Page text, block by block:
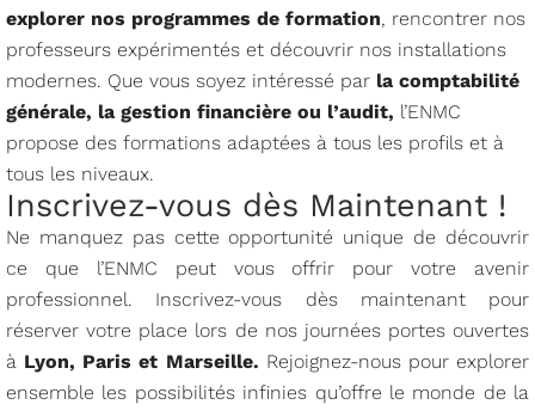
explorer nos programmes de formation, rencontrer nos
professeurs expérimentés et découvrir nos installations
modernes. Que vous soyez intéressé par la comptabilité
générale, la gestion financière ou l’audit, l’ENMC
propose des formations adaptées à tous les profils et à
tous les niveaux.
Inscrivez-vous dès Maintenant !
Ne manquez pas cette opportunité unique de découvrir
ce que l’ENMC peut vous offrir pour votre avenir
professionnel. Inscrivez-vous dès maintenant pour
réserver votre place lors de nos journées portes ouvertes
à Lyon, Paris et Marseille. Rejoignez-nous pour explorer
ensemble les possibilités infinies qu’offre le monde de la